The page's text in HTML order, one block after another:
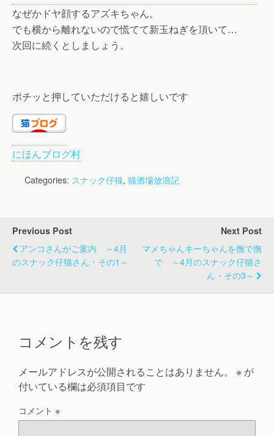
なぜかドヤ顔するアズキちゃん。
でも横から離れないので慌てて新玉ねぎを頂いて…
次回に続くとしましょう。
ポチッと押していただけると嬉しいです
にほんブログ村
Categories: スナック仔猫, 猫酒場放浪記
Previous Post
アンコさんがご案内 ～4月
のスナック仔猫さん・その1～
Next Post
マメちゃんキーちゃんを撫で撫
で ～4月のスナック仔猫さ
ん・その3～
コメントを残す
メールアドレスが公開されることはありません。 ※ が
付いている欄は必須項目です
コメント ※